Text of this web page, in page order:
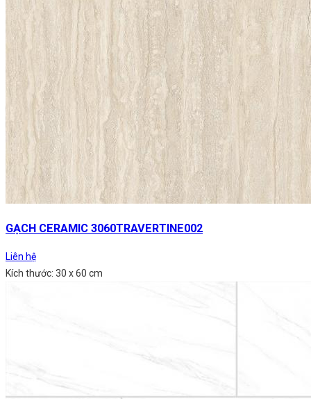
GẠCH CERAMIC 3060TRAVERTINE002
Liên hệ
Kích thước: 30 x 60 cm